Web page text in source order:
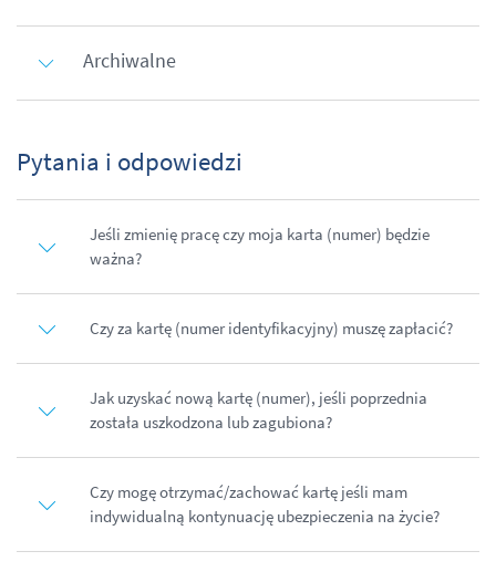
Archiwalne
Pytania i odpowiedzi
Jeśli zmienię pracę czy moja karta (numer) będzie
ważna?
Czy za kartę (numer identyfikacyjny) muszę zapłacić?
Jak uzyskać nową kartę (numer), jeśli poprzednia
została uszkodzona lub zagubiona?
Czy mogę otrzymać/zachować kartę jeśli mam
indywidualną kontynuację ubezpieczenia na życie?